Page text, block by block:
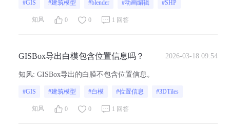
#GIS #建筑模型 #blender #动画编辑 #SHP
知风 0 0 1 回答
GISBox导出白模包含位置信息吗？ 2026-03-18 09:54
知风: GISBox导出的白膜不包含位置信息。
#GIS #建筑模型 #白模 #位置信息 #3DTiles
知风 0 0 1 回答